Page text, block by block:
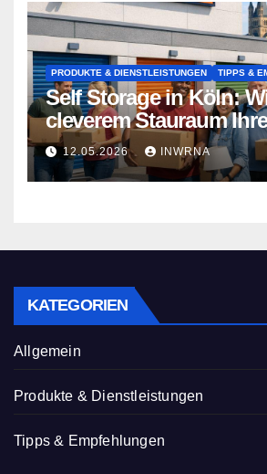
PRODUKTE & DIENSTLEISTUNGEN TIPPS &
Self Storage in Köln:
cleverem Stauraum
entlasten
12.05.2026 INWRNA
KATEGORIEN
Allgemein
Produkte & Dienstleistungen
Tipps & Empfehlungen